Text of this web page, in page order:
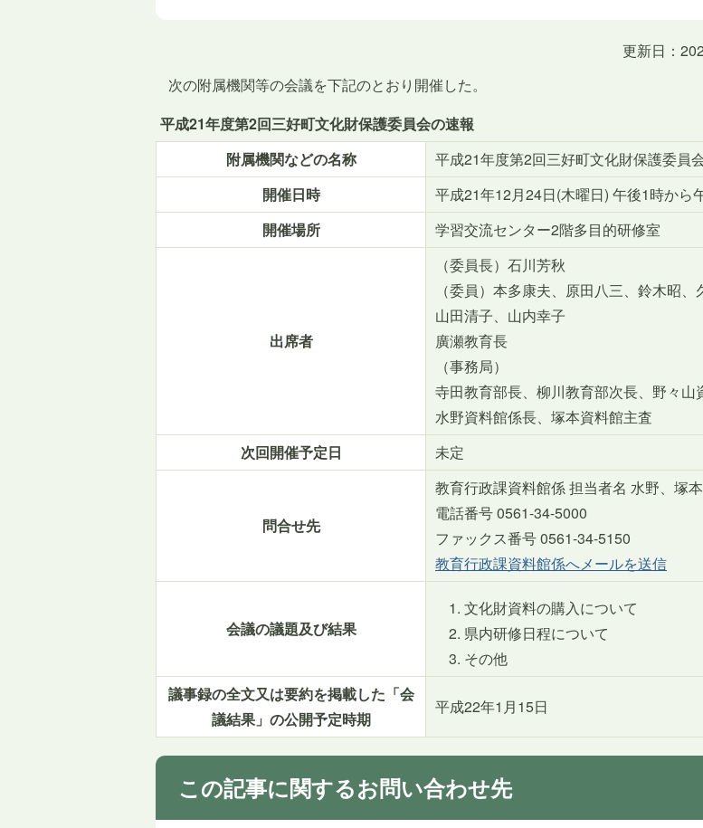
更新日：
次の附属機関等の会議を下記のとおり開催した。
平成21年度第2回三好町文化財保護委員会の速報
附属機関などの名称
平成21年度第2回三好町文化財保護委員
開催日時
平成21年12月24日(木曜日) 午後1時から
開催場所
学習交流センター2階多目的研修室
出席者
（委員長）石川芳秋
（委員）本多康夫、原田八三、鈴木昭、
山田清子、山内幸子
廣瀬教育長
（事務局）
寺田教育部長、柳川教育部次長、野々山
水野資料館係長、塚本資料館主査
次回開催予定日
未定
問合せ先
教育行政課資料館係 担当者名 水野、塚本
電話番号 0561-34-5000
ファックス番号 0561-34-5150
教育行政課資料館係へメールを送信
会議の議題及び結果
文化財資料の購入について
県内研修日程について
その他
議事録の全文又は要約を掲載した「会
議結果」の公開予定時期
平成22年1月15日
この記事に関するお問い合わせ先